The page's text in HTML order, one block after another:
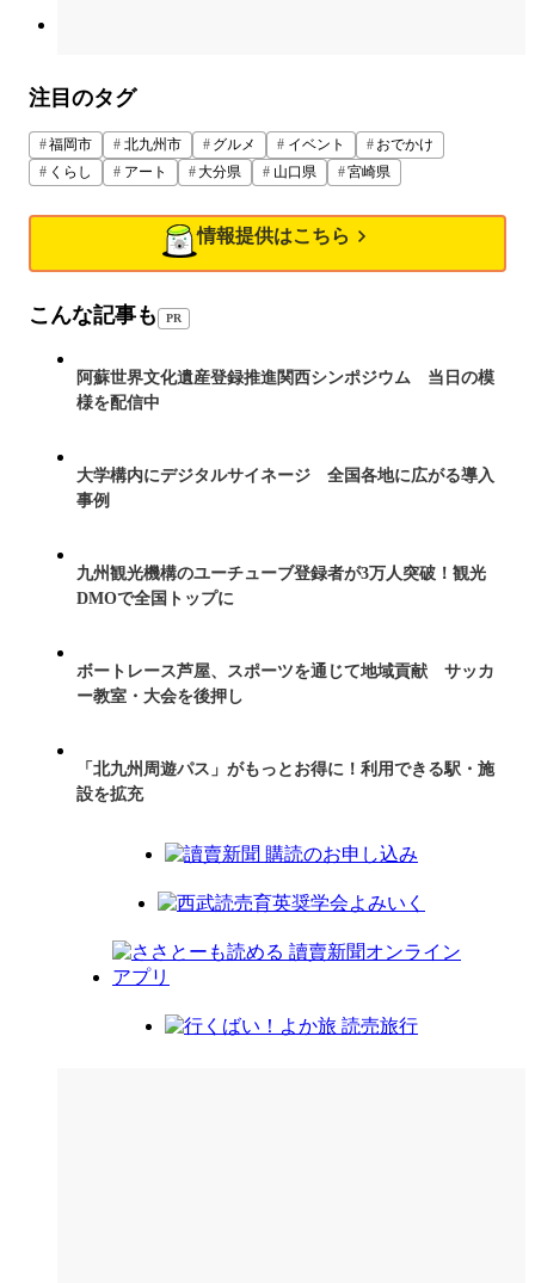
注目のタグ
福岡市 北九州市 グルメ イベント
おでかけ
くらし
アート 大分県 山口県 宮崎県
情報提供はこちら
こんな記事も PR
阿蘇世界文化遺産登録推進関西シンポジウム 当日の模
様を配信中
大学構内にデジタルサイネージ 全国各地に広がる導入
事例
九州観光機構のユーチューブ登録者が3万人突破！観光
DMOで全国トップに
ボートレース芦屋、スポーツを通じて地域貢献 サッカ
ー教室・大会を後押し
「北九州周遊パス」がもっとお得に！利用できる駅・施
設を拡充